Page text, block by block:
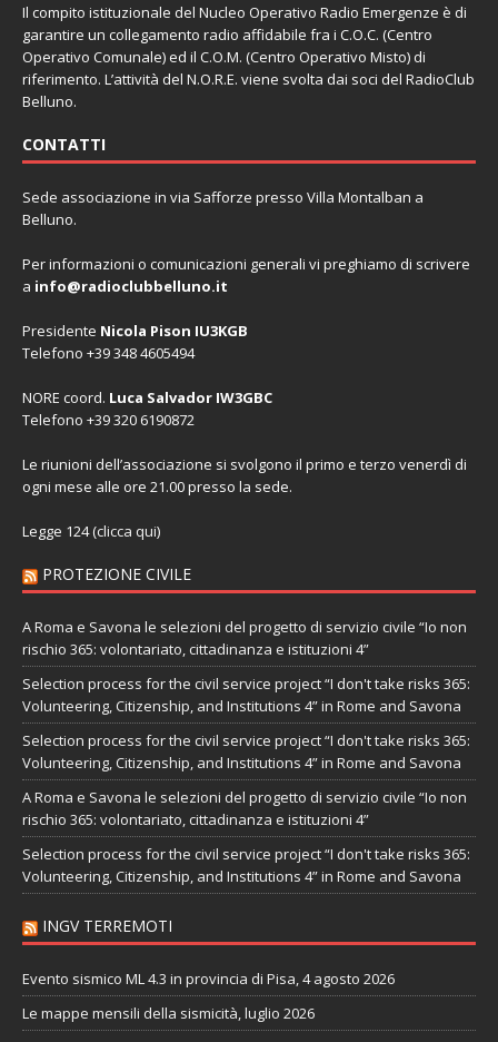
Il compito istituzionale del Nucleo Operativo Radio Emergenze è di
garantire un collegamento radio affidabile fra i C.O.C. (Centro
Operativo Comunale) ed il C.O.M. (Centro Operativo Misto) di
riferimento. L’attività del N.O.R.E. viene svolta dai soci del RadioClub
Belluno.
CONTATTI
Sede associazione in via Safforze presso Villa Montalban a
Belluno.
Per informazioni o comunicazioni generali vi preghiamo di scrivere
a info@radioclubbelluno.it
Presidente Nicola Pison IU3KGB
Telefono +39 348 4605494
NORE coord. Luca Salvador IW3GBC
Telefono +39 320 6190872
Le riunioni dell’associazione si svolgono il primo e terzo venerdì di
ogni mese alle ore 21.00 presso la sede.
Legge 124 (clicca qui)
PROTEZIONE CIVILE
A Roma e Savona le selezioni del progetto di servizio civile “Io non
rischio 365: volontariato, cittadinanza e istituzioni 4”
Selection process for the civil service project “I don't take risks 365:
Volunteering, Citizenship, and Institutions 4” in Rome and Savona
Selection process for the civil service project “I don't take risks 365:
Volunteering, Citizenship, and Institutions 4” in Rome and Savona
A Roma e Savona le selezioni del progetto di servizio civile “Io non
rischio 365: volontariato, cittadinanza e istituzioni 4”
Selection process for the civil service project “I don't take risks 365:
Volunteering, Citizenship, and Institutions 4” in Rome and Savona
INGV TERREMOTI
Evento sismico ML 4.3 in provincia di Pisa, 4 agosto 2026
Le mappe mensili della sismicità, luglio 2026